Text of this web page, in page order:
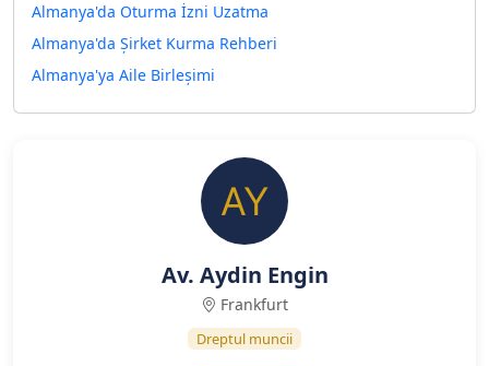
Almanya'da Oturma İzni Uzatma
Almanya'da Şirket Kurma Rehberi
Almanya'ya Aile Birleşimi
Av. Aydin Engin
Frankfurt
Dreptul muncii